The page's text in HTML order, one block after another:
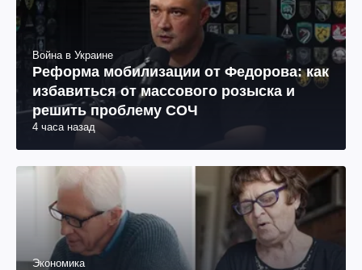
Война в Украине
Реформа мобилизации от Федорова: как
избавиться от массового розыска и
решить проблему СОЧ
4 часа назад
Экономика